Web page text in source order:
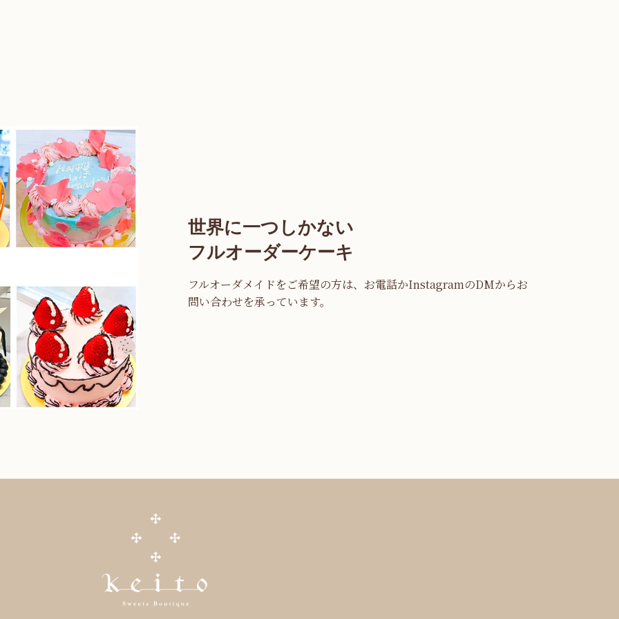
世界に一つしかない
フルオーダーケーキ
フルオーダメイドをご希望の方は、お電話かInstagramのDMからお
問い合わせを承っています。